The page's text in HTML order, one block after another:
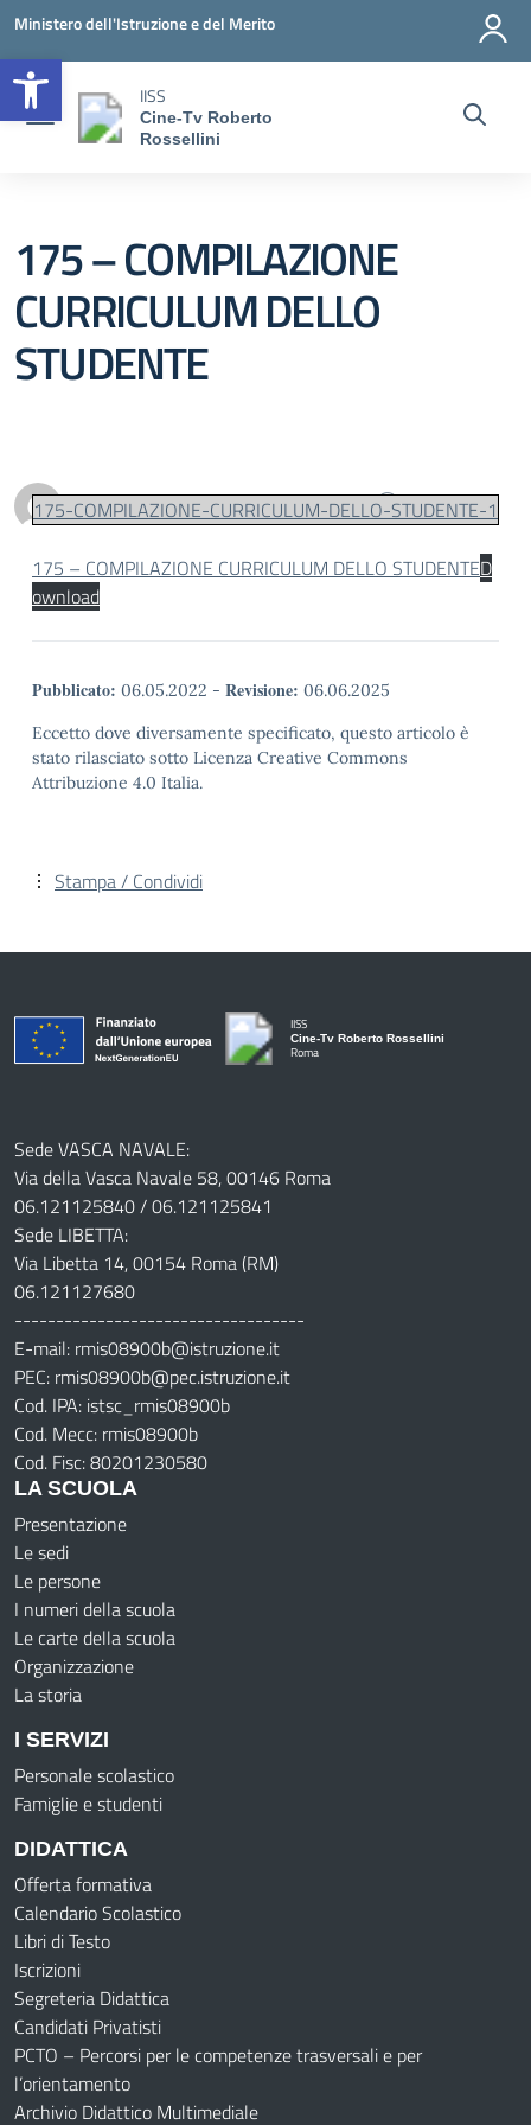
Vai ai contenuti
Vai al menu di navigazione
Vai al footer
Ministero dell'Istruzione e del Merito
IISS
Cine-Tv Roberto
Rossellini
175 – COMPILAZIONE
CURRICULUM DELLO
STUDENTE
Personale scolastico 0
175-COMPILAZIONE-CURRICULUM-DELLO-STUDENTE-1
175 – COMPILAZIONE CURRICULUM DELLO STUDENTED
ownload
Pubblicato: 06.05.2022 - Revisione: 06.06.2025
Eccetto dove diversamente specificato, questo articolo è
stato rilasciato sotto Licenza Creative Commons
Attribuzione 4.0 Italia.
Stampa / Condividi
IISS
Cine-Tv Roberto Rossellini
Roma
Sede VASCA NAVALE:
Via della Vasca Navale 58, 00146 Roma
06.121125840 / 06.121125841
Sede LIBETTA:
Via Libetta 14, 00154 Roma (RM)
06.121127680
-----------------------------------
E-mail: rmis08900b@istruzione.it
PEC: rmis08900b@pec.istruzione.it
Cod. IPA: istsc_rmis08900b
Cod. Mecc: rmis08900b
Cod. Fisc: 80201230580
LA SCUOLA
Presentazione
Le sedi
Le persone
I numeri della scuola
Le carte della scuola
Organizzazione
La storia
I SERVIZI
Personale scolastico
Famiglie e studenti
DIDATTICA
Offerta formativa
Calendario Scolastico
Libri di Testo
Iscrizioni
Segreteria Didattica
Candidati Privatisti
PCTO – Percorsi per le competenze trasversali e per
l’orientamento
Archivio Didattico Multimediale
Open toolbar